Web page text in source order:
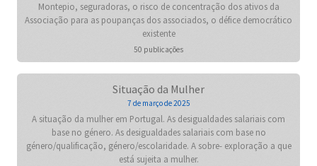
Montepio, seguradoras, o risco de concentração dos ativos da
Associação para as poupanças dos associados, o défice democrático
existente
50 publicações
Situação da Mulher
7 de março de 2025
A situação da mulher em Portugal. As desigualdades salariais com
base no género. As desigualdades salariais com base no
género/qualificação, género/escolaridade. A sobre- exploração a que
está sujeita a mulher.